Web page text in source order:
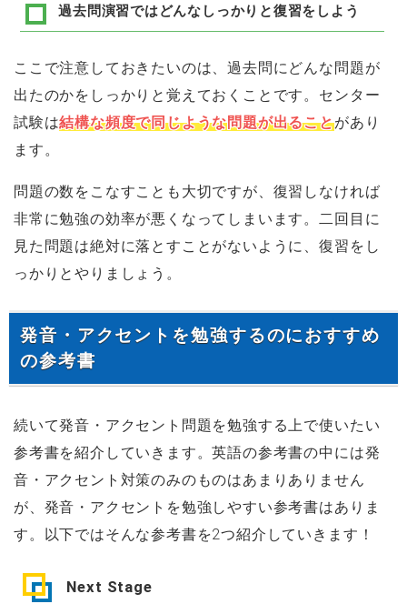
過去問演習ではどんなしっかりと復習をしよう
ここで注意しておきたいのは、過去問にどんな問題が
出たのかをしっかりと覚えておくことです。センター
試験は結構な頻度で同じような問題が出ることがあり
ます。
問題の数をこなすことも大切ですが、復習しなければ
非常に勉強の効率が悪くなってしまいます。二回目に
見た問題は絶対に落とすことがないように、復習をし
っかりとやりましょう。
発音・アクセントを勉強するのにおすすめ
の参考書
続いて発音・アクセント問題を勉強する上で使いたい
参考書を紹介していきます。英語の参考書の中には発
音・アクセント対策のみのものはあまりありません
が、発音・アクセントを勉強しやすい参考書はありま
す。以下ではそんな参考書を2つ紹介していきます！
Next Stage